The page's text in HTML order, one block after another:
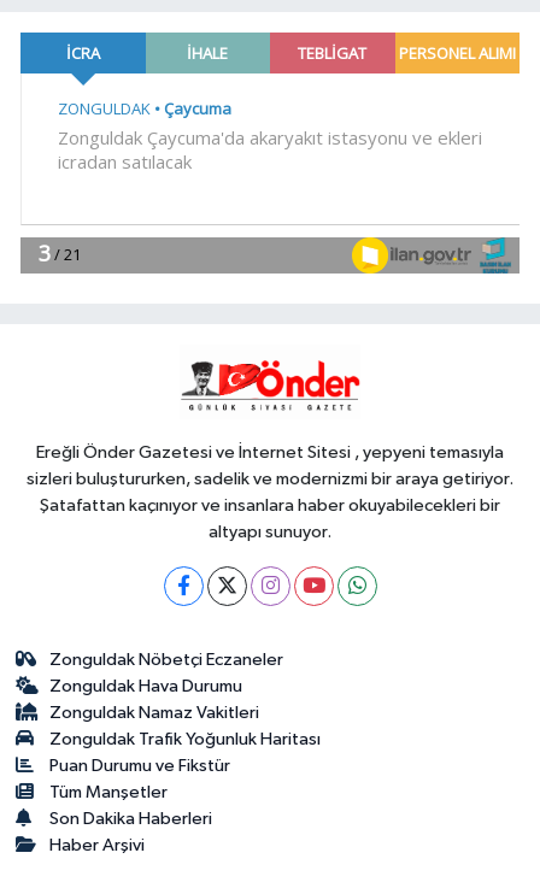
gemi
18:52Türk Tarih Kurumu'ndan tarihi
18:48.
Ereğli Önder Gazetesi ve İnternet Sitesi , yepyeni temasıyla
sizleri buluştururken, sadelik ve modernizmi bir araya getiriyor.
Şatafattan kaçınıyor ve insanlara haber okuyabilecekleri bir
altyapı sunuyor.
Zonguldak Nöbetçi Eczaneler
Zonguldak Hava Durumu
Zonguldak Namaz Vakitleri
Zonguldak Trafik Yoğunluk Haritası
Puan Durumu ve Fikstür
Tüm Manşetler
Son Dakika Haberleri
Haber Arşivi